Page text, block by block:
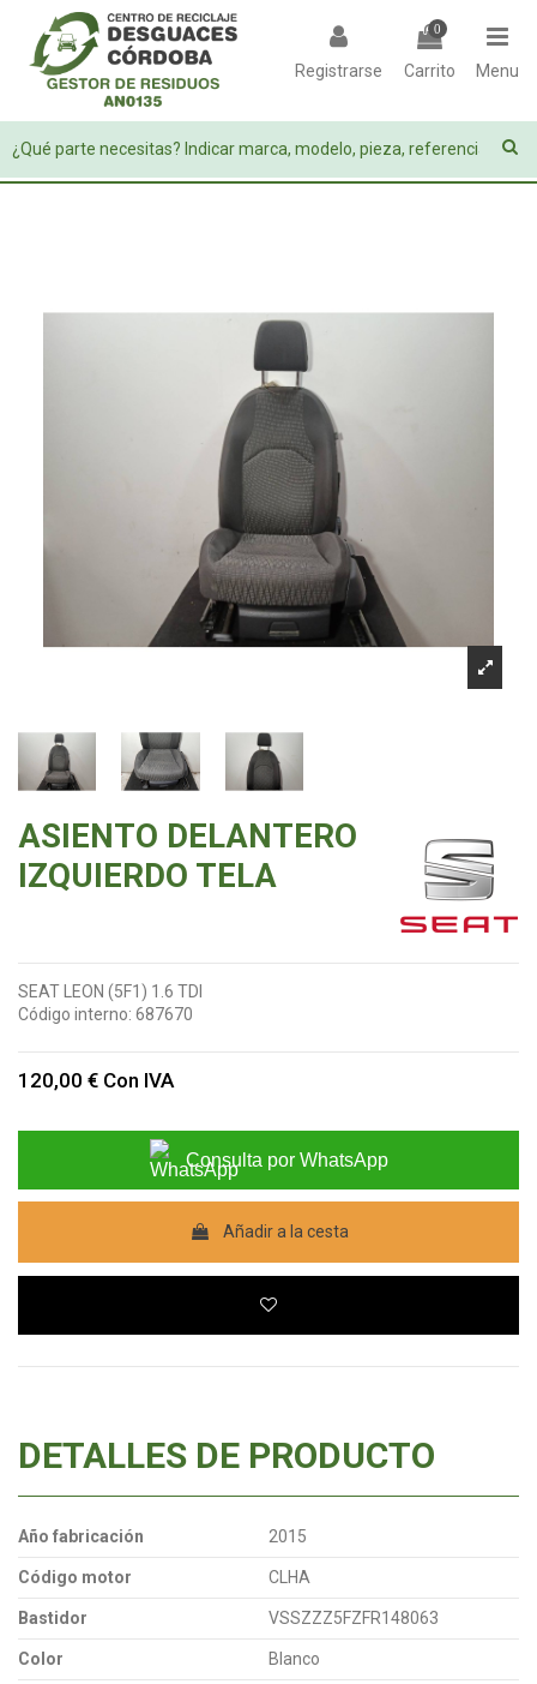
Registrarse
0
Carrito Menu
ASIENTO DELANTERO
IZQUIERDO TELA
SEAT LEON (5F1) 1.6 TDI
Código interno: 687670
120,00 € Con IVA
Consulta por WhatsApp
Añadir a la cesta
DETALLES DE PRODUCTO
Año fabricación 2015
Código motor CLHA
Bastidor VSSZZZ5FZFR148063
Color Blanco